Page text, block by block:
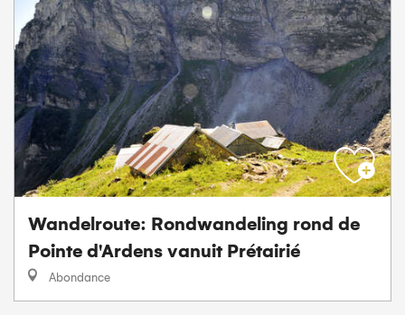
Wandelroute: Rondwandeling rond de
Pointe d'Ardens vanuit Prétairié
Abondance